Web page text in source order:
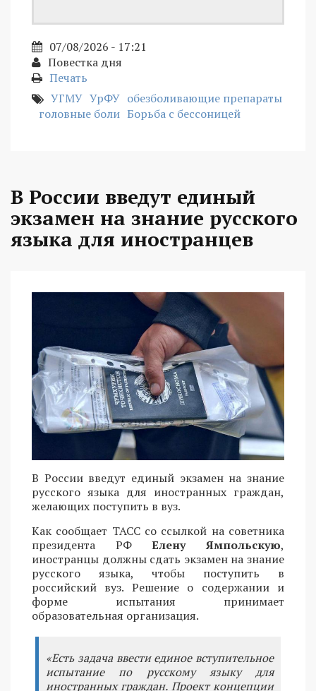
07/08/2026 - 17:21
Повестка дня
Печать
УГМУ УрФУ обезболивающие препараты
головные боли Борьба с бессоницей
В России введут единый
экзамен на знание русского
языка для иностранцев
В России введут единый экзамен на знание
русского языка для иностранных граждан,
желающих поступить в вуз.
Как сообщает ТАСС со ссылкой на советника
президента РФЕлену Ямпольскую,
иностранцы должны сдать экзамен на знание
русского языка, чтобы поступить в
российский вуз. Решение о содержании и
форме испытания принимает
образовательная организация.
«Есть задача ввести единое вступительное
испытание по русскому языку для
иностранных граждан. Проект концепции